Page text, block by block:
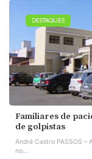
DESTAQUES
Familiares de
de golpistas
André Castro PASSOS –
no...